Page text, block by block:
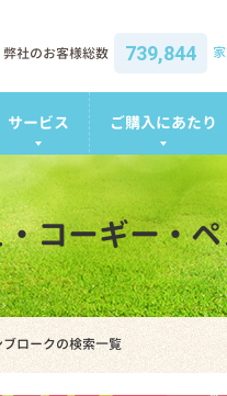
弊社のお客様総数 739,844
サービス ご購入にあたり
コーギー・
ロークの検索一覧